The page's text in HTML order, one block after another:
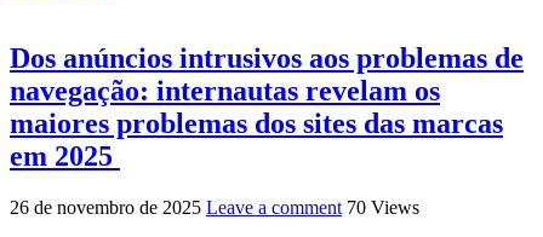
Dos anúncios intrusivos aos problemas de
navegação: internautas revelam os
maiores problemas dos sites das marcas
em 2025
26 de novembro de 2025 Leave a comment 70 Views